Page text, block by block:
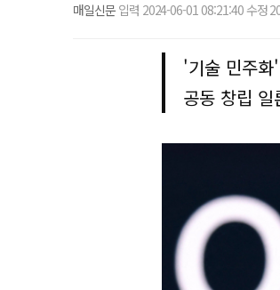
매일신문 입력 2024-06-01 08:21:40 수정
'기술 민주
공동 창립